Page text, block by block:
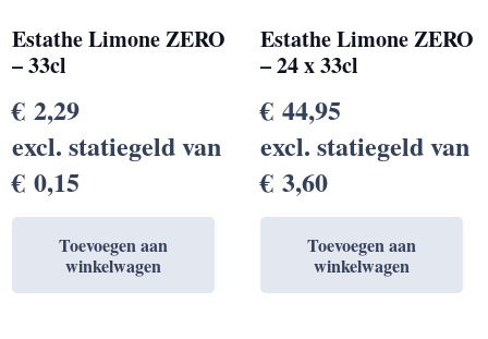
Estathe Limone ZERO
– 33cl
€ 2,29
excl. statiegeld van
€ 0,15
Toevoegen aan
winkelwagen
Estathe Limone ZERO
– 24 x 33cl
€ 44,95
excl. statiegeld van
€ 3,60
Toevoegen aan
winkelwagen